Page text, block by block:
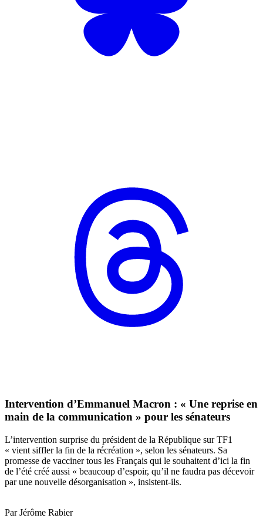
Intervention d’Emmanuel Macron : « Une reprise en
main de la communication » pour les sénateurs
L’intervention surprise du président de la République sur TF1
« vient siffler la fin de la récréation », selon les sénateurs. Sa
promesse de vacciner tous les Français qui le souhaitent d’ici la fin
de l’été créé aussi « beaucoup d’espoir, qu’il ne faudra pas décevoir
par une nouvelle désorganisation », insistent-ils.
Par Jérôme Rabier